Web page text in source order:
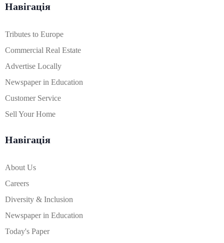
Навігація
Tributes to Europe
Commercial Real Estate
Advertise Locally
Newspaper in Education
Customer Service
Sell Your Home
Навігація
About Us
Careers
Diversity & Inclusion
Newspaper in Education
Today's Paper